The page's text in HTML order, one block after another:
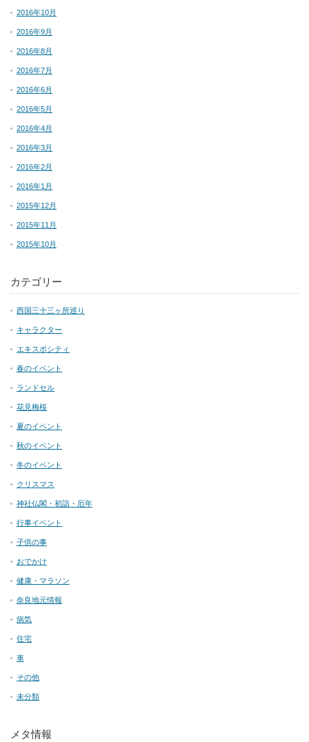
2016年10月
2016年9月
2016年8月
2016年7月
2016年6月
2016年5月
2016年4月
2016年3月
2016年2月
2016年1月
2015年12月
2015年11月
2015年10月
カテゴリー
西国三十三ヶ所巡り
キャラクター
エキスポシティ
春のイベント
ランドセル
花見梅桜
夏のイベント
秋のイベント
冬のイベント
クリスマス
神社仏閣・初詣・厄年
行事イベント
子供の事
おでかけ
健康・マラソン
奈良地元情報
病気
住宅
車
その他
未分類
メタ情報